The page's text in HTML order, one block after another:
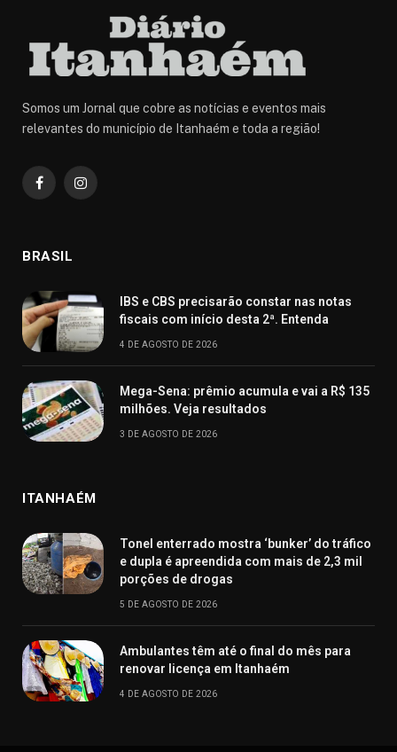
Somos um Jornal que cobre as notícias e eventos mais
relevantes do município de Itanhaém e toda a região!
FacebookInstagram
BRASIL
IBS e CBS precisarão constar nas notas
fiscais com início desta 2ª. Entenda
4 DE AGOSTO DE 2026
Mega-Sena: prêmio acumula e vai a R$ 135
milhões. Veja resultados
3 DE AGOSTO DE 2026
ITANHAÉM
Tonel enterrado mostra ‘bunker’ do tráfico
e dupla é apreendida com mais de 2,3 mil
porções de drogas
5 DE AGOSTO DE 2026
Ambulantes têm até o final do mês para
renovar licença em Itanhaém
4 DE AGOSTO DE 2026